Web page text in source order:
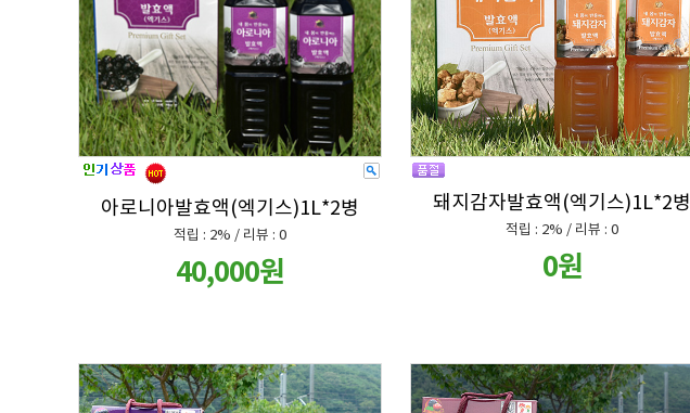
아로니아발효액(엑기스)1L*2병
적립 : 2% / 리뷰 : 0
40,000원
돼지감자발효액(엑기스)1L*2병
적립 : 2% / 리뷰 : 0
0원